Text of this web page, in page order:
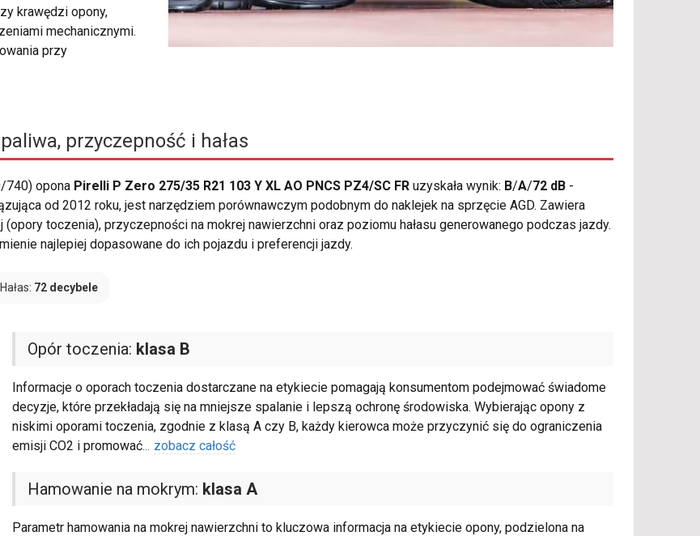
krawędzi opony,
mechanicznymi.
przy
przyczepność i hałas
740) opona Pirelli P Zero 275/35 R21 103 Y XL AO PNCS PZ4/SC FR uzyskała wynik: B/A/72 dB -
od 2012 roku, jest narzędziem porównawczym podobnym do naklejek na sprzęcie AGD. Zawiera
toczenia), przyczepności na mokrej nawierzchni oraz poziomu hałasu generowanego podczas jazdy.
najlepiej dopasowane do ich pojazdu i preferencji jazdy.
Hałas: 72 decybele
Opór toczenia: klasa B
Informacje o oporach toczenia dostarczane na etykiecie pomagają konsumentom podejmować świadome
decyzje, które przekładają się na mniejsze spalanie i lepszą ochronę środowiska. Wybierając opony z
niskimi oporami toczenia, zgodnie z klasą A czy B, każdy kierowca może przyczynić się do ograniczenia
emisji CO2 i promować... zobacz całość
Hamowanie na mokrym: klasa A
Parametr hamowania na mokrej nawierzchni to kluczowa informacja na etykiecie opony, podzielona na